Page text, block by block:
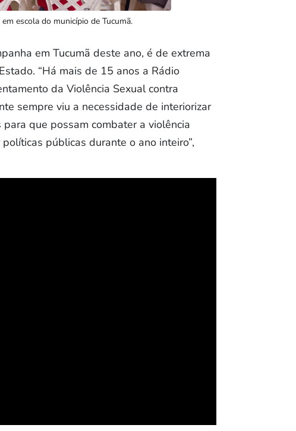
escola do município de Tucumã.
em Tucumã deste ano, é de extrema
“Há mais de 15 anos a Rádio
da Violência Sexual contra
sempre viu a necessidade de interiorizar
que possam combater a violência
públicas durante o ano inteiro”,